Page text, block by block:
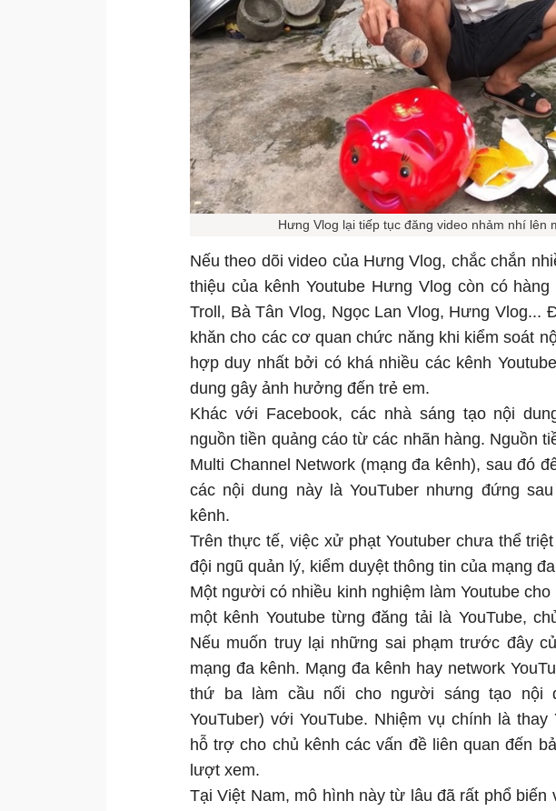
Hưng Vlog lại tiếp tục đăng video nhảm nhí lên
Nếu theo dõi video của Hưng Vlog, chắc chắn
thiệu của kênh Youtube Hưng Vlog còn có
Troll, Bà Tân Vlog, Ngọc Lan Vlog, Hưng Vlog...
khăn cho các cơ quan chức năng khi kiểm soát
hợp duy nhất bởi có khá nhiều các kênh
dung gây ảnh hưởng đến trẻ em.
Khác với Facebook, các nhà sáng tạo nội
nguồn tiền quảng cáo từ các nhãn hàng. Nguồn
Multi Channel Network (mạng đa kênh), sau đó
các nội dung này là YouTuber nhưng đứng
kênh.
Trên thực tế, việc xử phạt Youtuber chưa thể
đội ngũ quản lý, kiểm duyệt thông tin của mạng
Một người có nhiều kinh nghiệm làm Youtube
một kênh Youtube từng đăng tải là YouTube,
Nếu muốn truy lại những sai phạm trước đây
mạng đa kênh. Mạng đa kênh hay network
thứ ba làm cầu nối cho người sáng tạo nội
YouTuber) với YouTube. Nhiệm vụ chính là thay
hỗ trợ cho chủ kênh các vấn đề liên quan đến
lượt xem.
Tại Việt Nam, mô hình này từ lâu đã rất phổ